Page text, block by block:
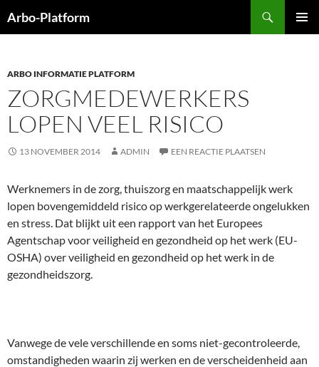
naar
Arbo-Platform
ARBO INFORMATIE PLATFORM
ZORGMEDEWERKERS
LOPEN VEEL RISICO
13 NOVEMBER 2014 ADMIN EEN REACTIE PLAATSEN
Werknemers in de zorg, thuiszorg en maatschappelijk werk
lopen bovengemiddeld risico op werkgerelateerde ongelukken
en stress. Dat blijkt uit een rapport van het Europees
Agentschap voor veiligheid en gezondheid op het werk (EU-
OSHA) over veiligheid en gezondheid op het werk in de
gezondheidszorg.
Vanwege de vele verschillende en soms niet-gecontroleerde,
omstandigheden waarin zij werken en de verscheidenheid aan